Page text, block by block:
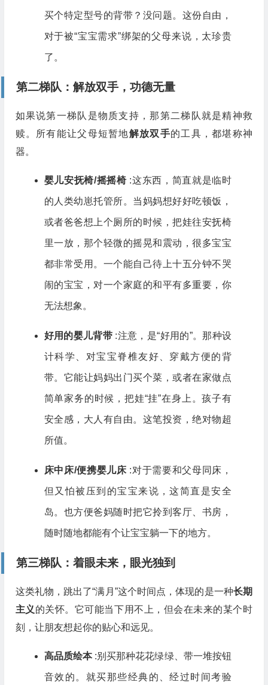
买个特定型号的背带？没问题。这份自由，
对于被“宝宝需求”绑架的父母来说，太珍贵
了。
第二梯队：解放双手，功德无量
如果说第一梯队是物质支持，那第二梯队就是精神救
赎。所有能让父母短暂地解放双手的工具，都堪称神
器。
婴儿安抚椅/摇摇椅 :这东西，简直就是临时
的人类幼崽托管所。当妈妈想好好吃顿饭，
或者爸爸想上个厕所的时候，把娃往安抚椅
里一放，那个轻微的摇晃和震动，很多宝宝
都非常受用。一个能自己待上十五分钟不哭
闹的宝宝，对一个家庭的和平有多重要，你
无法想象。
好用的婴儿背带 :注意，是“好用的”。那种设
计科学、对宝宝脊椎友好、穿戴方便的背
带。它能让妈妈出门买个菜，或者在家做点
简单家务的时候，把娃“挂”在身上。孩子有
安全感，大人有自由。这笔投资，绝对物超
所值。
床中床/便携婴儿床 :对于需要和父母同床，
但又怕被压到的宝宝来说，这简直是安全
岛。也方便爸妈随时把它拎到客厅、书房，
随时随地都能有个让宝宝躺一下的地方。
第三梯队：着眼未来，眼光独到
这类礼物，跳出了“满月”这个时间点，体现的是一种长期
主义 的关怀。它可能当下用不上，但会在未来的某个时
刻，让朋友想起你的贴心和远见。
高品质绘本 :别买那种花花绿绿、带一堆按钮
音效的。就买那些经典的、经过时间考验